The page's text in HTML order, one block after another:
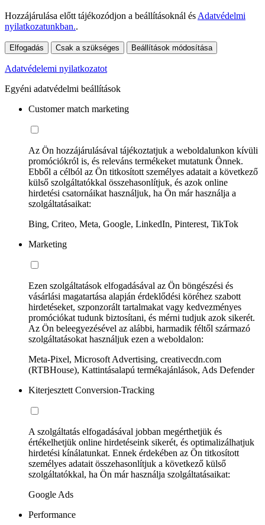
Hozzájárulása előtt tájékozódjon a beállításoknál és Adatvédelmi
nyilatkozatunkban..
Elfogadás Csak a szükséges Beállítások módosítása
Adatvédelemi nyilatkozatot
Egyéni adatvédelmi beállítások
Customer match marketing
Az Ön hozzájárulásával tájékoztatjuk a weboldalunkon kívüli
promóciókról is, és releváns termékeket mutatunk Önnek.
Ebből a célból az Ön titkosított személyes adatait a következő
külső szolgáltatókkal összehasonlítjuk, és azok online
hirdetési csatornáikat használjuk, ha Ön már használja a
szolgáltatásaikat:
Bing, Criteo, Meta, Google, LinkedIn, Pinterest, TikTok
Marketing
Ezen szolgáltatások elfogadásával az Ön böngészési és
vásárlási magatartása alapján érdeklődési köréhez szabott
hirdetéseket, szponzorált tartalmakat vagy kedvezményes
promóciókat tudunk biztosítani, és mérni tudjuk azok sikerét.
Az Ön beleegyezésével az alábbi, harmadik féltől származó
szolgáltatásokat használjuk ezen a weboldalon:
Meta-Pixel, Microsoft Advertising, creativecdn.com
(RTBHouse), Kattintásalapú termékajánlások, Ads Defender
Kiterjesztett Conversion-Tracking
A szolgáltatás elfogadásával jobban megérthetjük és
értékelhetjük online hirdetéseink sikerét, és optimalizálhatjuk
hirdetési kínálatunkat. Ennek érdekében az Ön titkosított
személyes adatait összehasonlítjuk a következő külső
szolgáltatókkal, ha Ön már használja szolgáltatásaikat:
Google Ads
Performance